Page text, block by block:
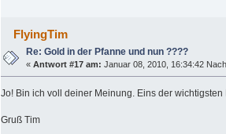
FlyingTim
Re: Gold in der Pfanne und nun ????
«Antwort #17 am: Januar 08, 2010, 16:34:42
Jo! Bin ich voll deiner Meinung. Eins der
Gruß Tim